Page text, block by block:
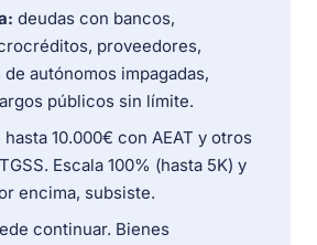
deudas con bancos,
proveedores,
autónomos impagadas,
públicos sin límite.
hasta 10.000€ con AEAT y otros
Escala 100% (hasta 5K) y
encima, subsiste.
continuar. Bienes